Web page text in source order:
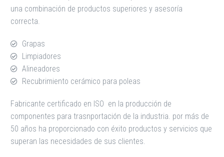
una combinación de productos superiores y asesoría
correcta.
Grapas
Limpiadores
Alineadores
Recubrimiento cerámico para poleas
Fabricante certificado en ISO en la producción de
componentes para trasnportación de la industria. por más de
50 años ha proporcionado con éxito productos y servicios que
superan las necesidades de sus clientes.